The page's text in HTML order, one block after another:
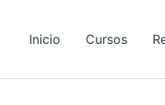
Inicio Cursos